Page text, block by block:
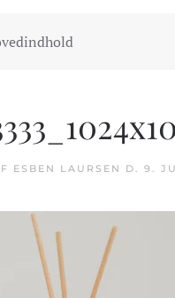
INDKØBSKURV
ESBEN LAURSEN D. 9.